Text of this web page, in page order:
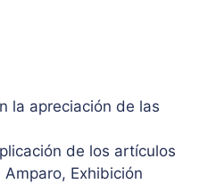
la apreciación de las
de los artículos
Exhibición